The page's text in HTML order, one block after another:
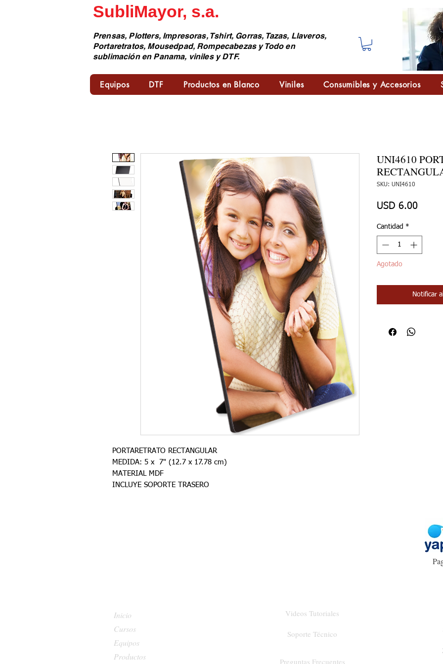
SubliMayor, s.a.
Prensas, Plotters, Impresoras, Tshirt, Gorras, Tazas, Llaveros,
Portaretratos, Mousedpad, Rompecabezas y Todo en
sublimación en Panama, viniles y DTF.
Equipos DTF Productos en Blanco Viniles Consumibles y Accesorios
PORTARETRATO RECTANGULAR
MEDIDA: 5 x 7" (12.7 x 17.78 cm)
MATERIAL MDF
INCLUYE SOPORTE TRASERO
UNI4610
SKU: UNI4610
USD 6.00Precio
Cantidad *
Agotado
Notificar
Inicio
Cursos
Equipos
Productos
Soporte Técnico
Videos Tutoriales
Preguntas Frecuentes